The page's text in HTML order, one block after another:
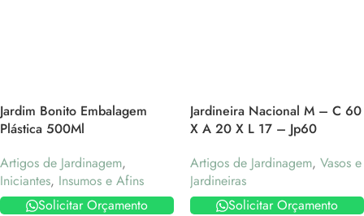
Jardim Bonito Embalagem
Plástica 500Ml
Artigos de Jardinagem,
Iniciantes, Insumos e Afins
Solicitar Orçamento
Jardineira Nacional M – C 60
X A 20 X L 17 – Jp60
Artigos de Jardinagem, Vasos e
Jardineiras
Solicitar Orçamento